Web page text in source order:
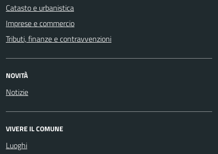
Catasto e urbanistica
Imprese e commercio
Tributi, finanze e contravvenzioni
NOVITÀ
Notizie
VIVERE IL COMUNE
Luoghi